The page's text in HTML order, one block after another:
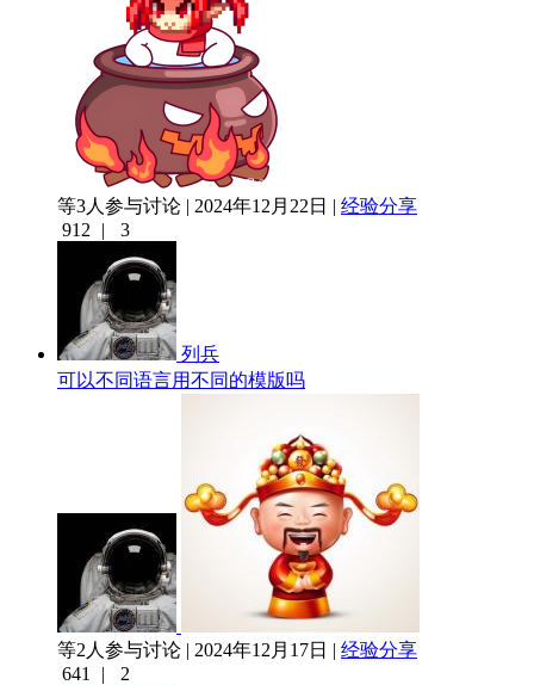
等3人参与讨论 | 2024年12月22日 | 经验分享
912
| 3
列兵
可以不同语言用不同的模版吗
等2人参与讨论 | 2024年12月17日 | 经验分享
641
| 2